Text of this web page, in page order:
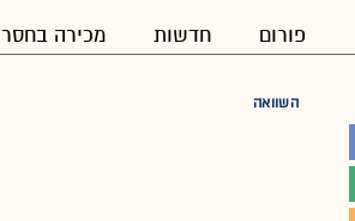
פורום חדשות מכירה בחסר
השוואה